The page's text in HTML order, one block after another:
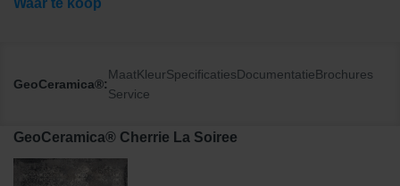
GeoCeramica®:
MaatKleurSpecificatiesDocumentatieBrochures
Service
GeoCeramica® Cherrie La Soiree